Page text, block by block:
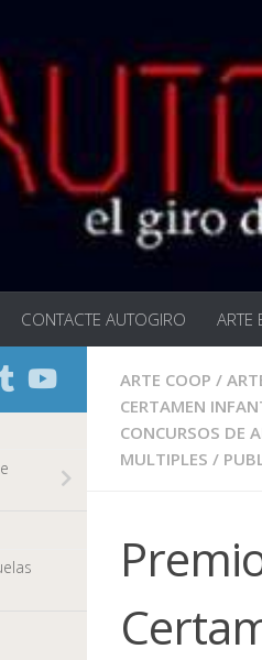
CONTACTE AUTOGIRO ARTE
ARTE COOP /
CERTAMEN
CONCURSOS DE
MULTIPLES /